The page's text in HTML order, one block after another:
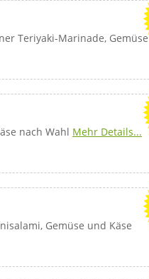
Teriyaki-Marinade, Gemüse
nach Wahl Mehr Details...
Gemüse und Käse